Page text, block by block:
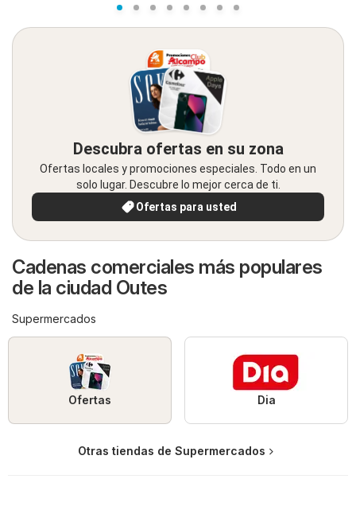
Descubra ofertas en su zona
Ofertas locales y promociones especiales. Todo en un
solo lugar. Descubre lo mejor cerca de ti.
Ofertas para usted
Cadenas comerciales más populares
de la ciudad Outes
Supermercados
Ofertas Dia
Otras tiendas de Supermercados